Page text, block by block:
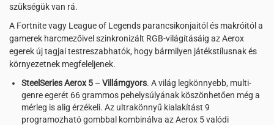
szükségük van rá.
A Fortnite vagy League of Legends parancsikonjaitól és makróitól a
gamerek harcmezőivel szinkronizált RGB-világításáig az Aerox
egerek új tagjai testreszabhatók, hogy bármilyen játékstílusnak és
környezetnek megfeleljenek.
SteelSeries Aerox 5 – Villámgyors. A világ legkönnyebb, multi-
genre egerét 66 grammos pehelysúlyának köszönhetően még a
mérleg is alig érzékeli. Az ultrakönnyű kialakítást 9
programozható gombbal kombinálva az Aerox 5 valódi